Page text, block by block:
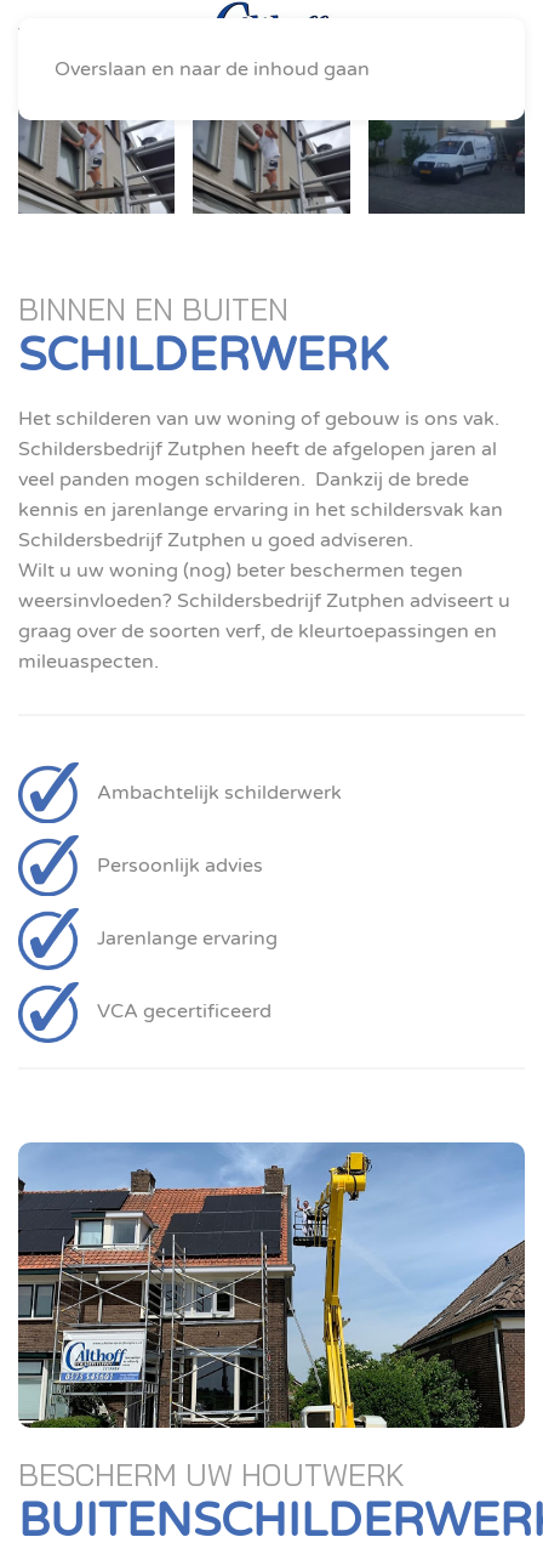
Overslaan en naar de inhoud gaan
BINNEN EN BUITEN
SCHILDERWERK
Het schilderen van uw woning of gebouw is ons vak.
Schildersbedrijf Zutphen heeft de afgelopen jaren al
veel panden mogen schilderen. Dankzij de brede
kennis en jarenlange ervaring in het schildersvak kan
Schildersbedrijf Zutphen u goed adviseren.
Wilt u uw woning (nog) beter beschermen tegen
weersinvloeden? Schildersbedrijf Zutphen adviseert u
graag over de soorten verf, de kleurtoepassingen en
mileuaspecten.
Ambachtelijk schilderwerk
Persoonlijk advies
Jarenlange ervaring
VCA gecertificeerd
BESCHERM UW HOUTWERK